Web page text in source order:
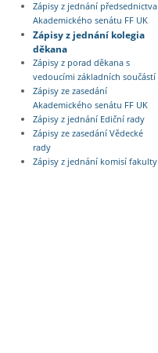
Zápisy z jednání předsednictva
Akademického senátu FF UK
Zápisy z jednání kolegia
děkana
Zápisy z porad děkana s
vedoucími základních součástí
Zápisy ze zasedání
Akademického senátu FF UK
Zápisy z jednání Ediční rady
Zápisy ze zasedání Vědecké
rady
Zápisy z jednání komisí fakulty